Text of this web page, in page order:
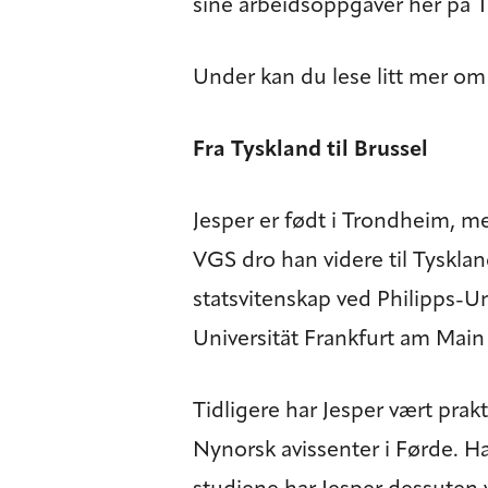
sine arbeidsoppgaver her på
Under kan du lese litt mer
Fra Tyskland til Brussel
Jesper er født i Trondheim,
VGS dro han videre til
statsvitenskap ved Philipps-
Universität Frankfurt am
Tidligere har Jesper vært
Nynorsk avissenter i Førde.